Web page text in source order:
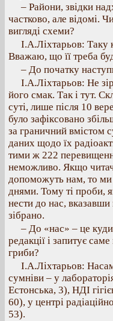
– Райони, звідки
частково, але відомі.
вигляді схеми?
І.А.Ліхтарьов: Таку
Вважаю, що її треба
– До початку
І.А.Ліхтарьов: Не
його смак. Так і тут.
суті, лише після 10
було зафіксовано
за граничний вмістом
даних щодо їх
тими ж 222
неможливо. Якщо
допоможуть нам, то ми
днями. Тому ті проби,
нести до нас,
зібрано.
– До «нас» – це
редакції і запитує
гриби?
І.А.Ліхтарьов:
сумніви – у
Естонська, 3), НДІ
60), у центрі
53).